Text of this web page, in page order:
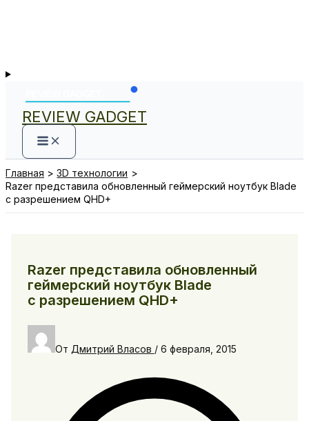
REVIEW GADGET
Главная
3D технологии
Razer представила обновленный геймерский ноутбук Blade
с разрешением QHD+
Razer представила обновленный
геймерский ноутбук Blade
с разрешением QHD+
От Дмитрий Власов / 6 февраля, 2015